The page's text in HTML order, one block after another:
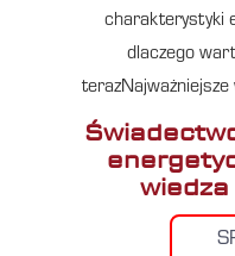
charakterystyki
dlaczego
wiedza